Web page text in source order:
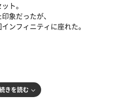
ト。
象だったが、
ンフィニティに座れた。
きを読む